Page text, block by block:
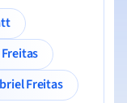
Freitas